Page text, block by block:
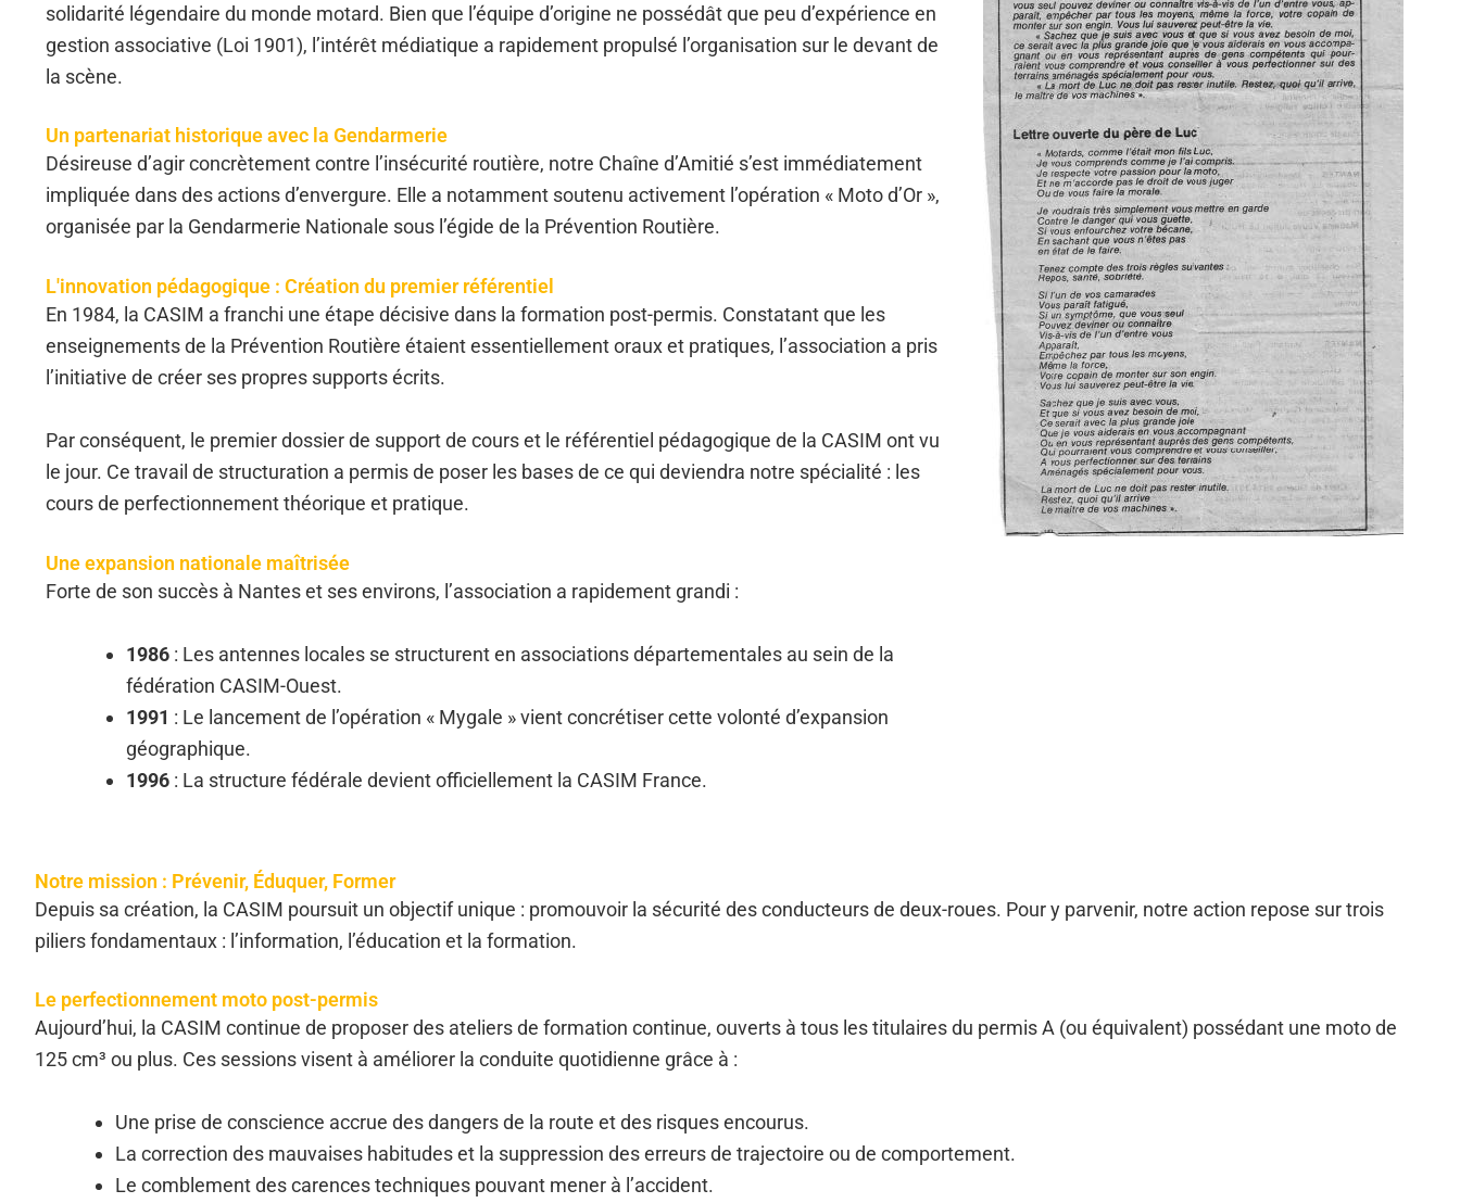
solidarité légendaire du monde motard. Bien que l’équipe d’origine ne possédât que peu d’expérience en
gestion associative (Loi 1901), l’intérêt médiatique a rapidement propulsé l’organisation sur le devant de
la scène.
Un partenariat historique avec la Gendarmerie
Désireuse d’agir concrètement contre l’insécurité routière, notre Chaîne d’Amitié s’est immédiatement
impliquée dans des actions d’envergure. Elle a notamment soutenu activement l’opération « Moto d’Or »,
organisée par la Gendarmerie Nationale sous l’égide de la Prévention Routière.
L'innovation pédagogique : Création du premier référentiel
En 1984, la CASIM a franchi une étape décisive dans la formation post-permis. Constatant que les
enseignements de la Prévention Routière étaient essentiellement oraux et pratiques, l’association a pris
l’initiative de créer ses propres supports écrits.
Par conséquent, le premier dossier de support de cours et le référentiel pédagogique de la CASIM ont vu
le jour. Ce travail de structuration a permis de poser les bases de ce qui deviendra notre spécialité : les
cours de perfectionnement théorique et pratique.
Une expansion nationale maîtrisée
Forte de son succès à Nantes et ses environs, l’association a rapidement grandi :
1986 : Les antennes locales se structurent en associations départementales au sein de la
fédération CASIM-Ouest.
1991 : Le lancement de l’opération « Mygale » vient concrétiser cette volonté d’expansion
géographique.
1996 : La structure fédérale devient officiellement la CASIM France.
Notre mission : Prévenir, Éduquer, Former
Depuis sa création, la CASIM poursuit un objectif unique : promouvoir la sécurité des conducteurs de deux-roues. Pour y parvenir, notre action repose sur trois
piliers fondamentaux : l’information, l’éducation et la formation.
Le perfectionnement moto post-permis
Aujourd’hui, la CASIM continue de proposer des ateliers de formation continue, ouverts à tous les titulaires du permis A (ou équivalent) possédant une moto de
125 cm³ ou plus. Ces sessions visent à améliorer la conduite quotidienne grâce à :
Une prise de conscience accrue des dangers de la route et des risques encourus.
La correction des mauvaises habitudes et la suppression des erreurs de trajectoire ou de comportement.
Le comblement des carences techniques pouvant mener à l’accident.